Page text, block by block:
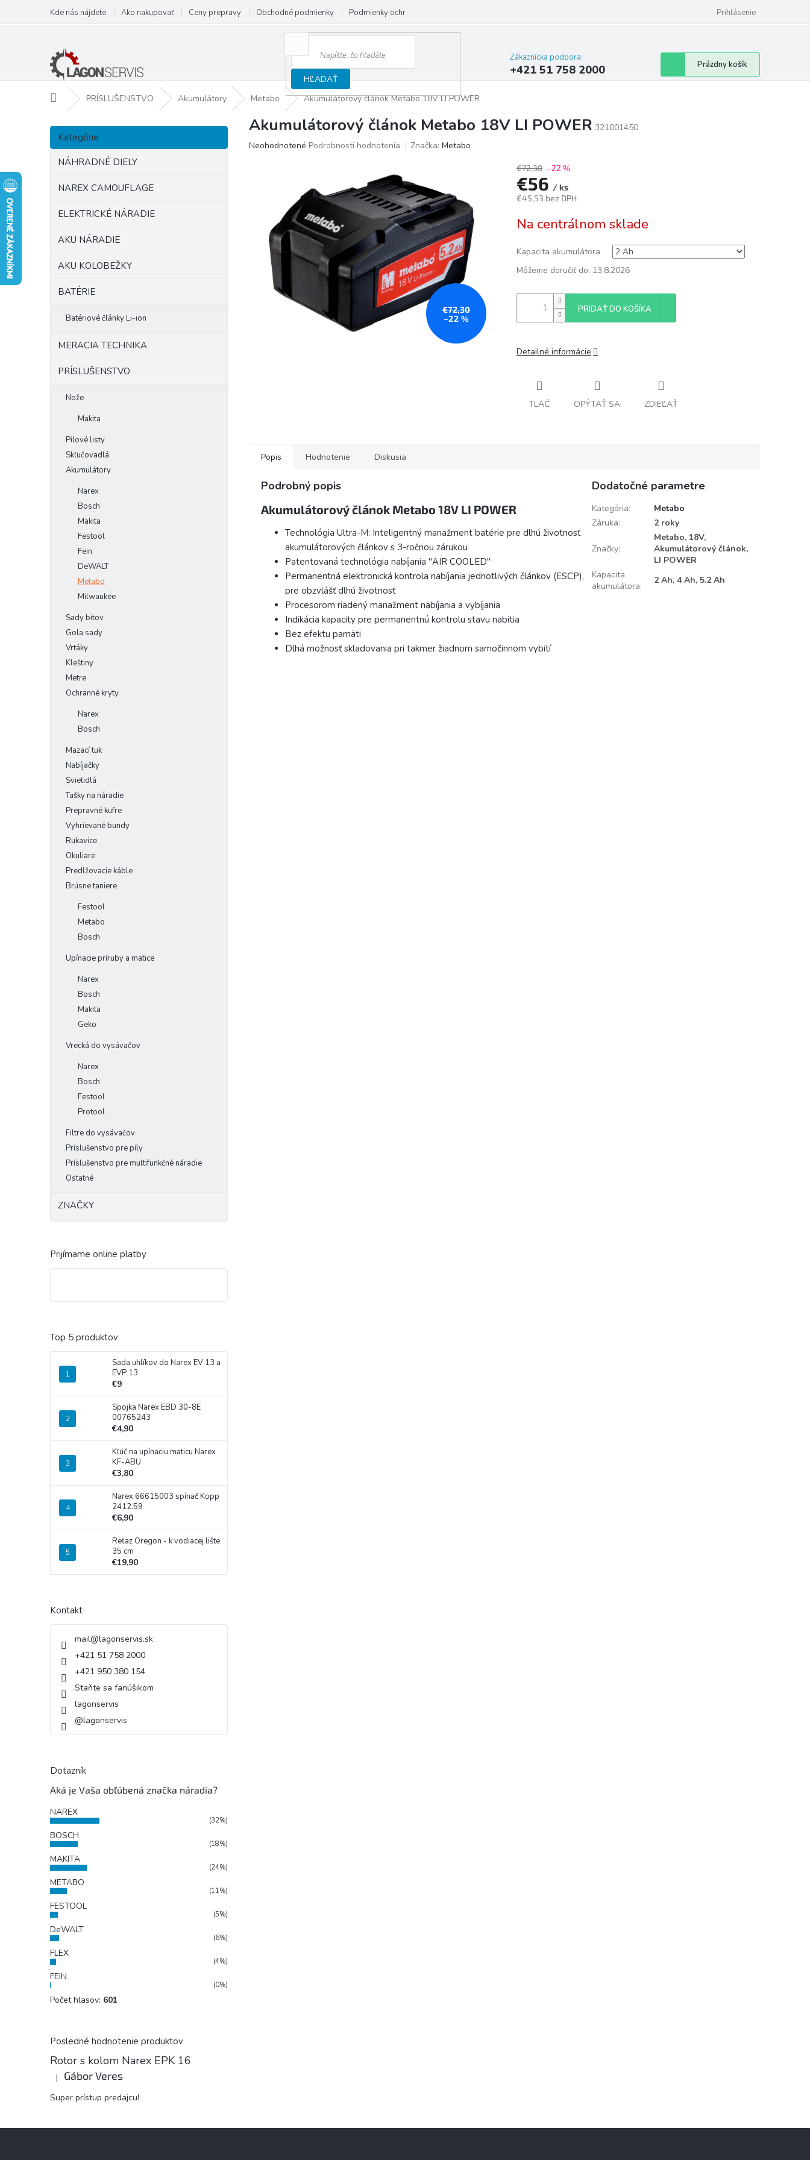
obsah
Kde nás nájdete Ako nakupovať Ceny prepravy Obchodné podmienky Podmienky ochrany osobných údajov Prihlásenie
HĽADAŤ
Zákaznícka podpora:
+421 51 758 2000
Nákupný
košík
Prázdny košík
DomovPRÍSLUŠENSTVO Akumulátory Metabo Akumulátorový článok Metabo 18V LI POWER
B
č
Preskočiť
kategórie
Kategórie
NÁHRADNÉ DIELY
NAREX CAMOUFLAGE
ELEKTRICKÉ NÁRADIE
AKU NÁRADIE
AKU KOLOBEŽKY
BATÉRIE
Batériové články Li-ion
MERACIA TECHNIKA
PRÍSLUŠENSTVO
Nože
Makita
Pilové listy
Skľučovadlá
Akumulátory
Narex
Bosch
Makita
Festool
Fein
DeWALT
Metabo
Milwaukee
Sady bitov
Gola sady
Vrtáky
Kleštiny
Metre
Ochranné kryty
Narex
Bosch
Mazací tuk
Nabíjačky
Svietidlá
Tašky na náradie
Prepravné kufre
Vyhrievané bundy
Rukavice
Okuliare
Predlžovacie káble
Brúsne taniere
Festool
Metabo
Bosch
Upínacie príruby a matice
Narex
Bosch
Makita
Geko
Vrecká do vysávačov
Narex
Bosch
Festool
Protool
Filtre do vysávačov
Príslušenstvo pre píly
Príslušenstvo pre multifunkčné náradie
Ostatné
ZNAČKY
Prijímame online platby
Top 5 produktov
Sada uhlíkov do Narex EV 13 a
EVP 13
€9
Spojka Narex EBD 30-8E
00765243
€4,90
Kľúč na upínaciu maticu Narex
KF-ABU
€3,80
Narex 66615003 spínač Kopp
2412.59
€6,90
Reťaz Oregon - k vodiacej lište
35 cm
€19,90
Kontakt
mail@lagonservis.sk
+421 51 758 2000
+421 950 380 154
Staňte sa fanúšikom
lagonservis
@lagonservis
Dotazník
Aká je Vaša obľúbená značka náradia?
NAREX
(32%)
BOSCH
(18%)
MAKITA
(24%)
METABO
(11%)
FESTOOL
(5%)
DeWALT
(6%)
FLEX
(4%)
FEIN
(0%)
Počet hlasov: 601
Posledné hodnotenie produktov
Rotor s kolom Narex EPK 16
Hodnotenie produktu je 5 z 5 hviezdičiek.
| Gábor Veres
Super prístup predajcu!
Akumulátorový článok Metabo 18V LI POWER 321001450
Priemerné
hviezdičiek.
Neohodnotené Podrobnosti hodnotenia Značka: Metabo
€72,30
–22 %
€72,30 –22 %
€56 / ks
€45,53 bez DPH
cena:
Na centrálnom sklade
Kapacita akumulátora
Môžeme doručiť do: 13.8.2026
PRIDAŤ DO KOŠÍKA
Detailné informácie
TLAČ OPÝTAŤ SA ZDIEĽAŤ
Popis Hodnotenie Diskusia
Podrobný popis
Akumulátorový článok Metabo 18V LI POWER
Technológia Ultra-M: Inteligentný manažment batérie pre dlhú životnosť
akumulátorových článkov s 3-ročnou zárukou
Patentovaná technológia nabíjania "AIR COOLED"
Permanentná elektronická kontrola nabíjania jednotlivých článkov (ESCP),
pre obzvlášť dlhú životnosť
Procesorom riadený manažment nabíjania a vybíjania
Indikácia kapacity pre permanentnú kontrolu stavu nabitia
Bez efektu pamäti
Dlhá možnosť skladovania pri takmer žiadnom samočinnom vybití
Dodatočné parametre
Kategória:
Metabo
Záruka: 2 roky
Značky:
Metabo, 18V,
Akumulátorový článok,
LI POWER
Kapacita
akumulátora:
2 Ah, 4 Ah, 5.2 Ah